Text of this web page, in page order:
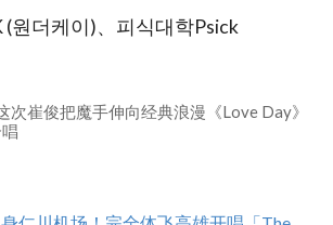
원더케이)、피식대학Psick
次崔俊把魔手伸向经典浪漫《Love Day》